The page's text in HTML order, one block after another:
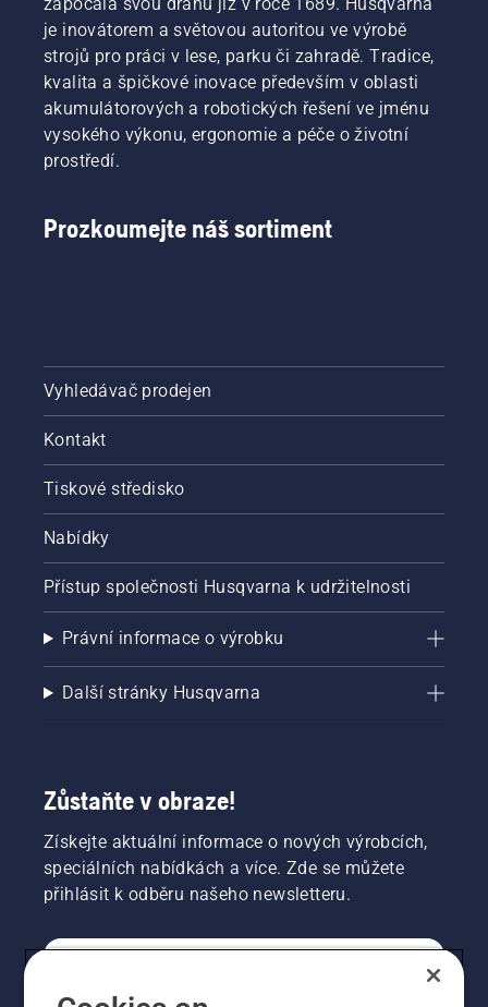
je inovátorem a světovou autoritou ve výrobě
strojů pro práci v lese, parku či zahradě. Tradice,
kvalita a špičkové inovace především v oblasti
akumulátorových a robotických řešení ve jménu
vysokého výkonu, ergonomie a péče o životní
prostředí.
Prozkoumejte náš sortiment
Vyhledávač prodejen
Kontakt
Tiskové středisko
Nabídky
Přístup společnosti Husqvarna k udržitelnosti
Právní informace o výrobku
Další stránky Husqvarna
Zůstaňte v obraze!
Získejte aktuální informace o nových výrobcích,
speciálních nabídkách a více. Zde se můžete
přihlásit k odběru našeho newsletteru.